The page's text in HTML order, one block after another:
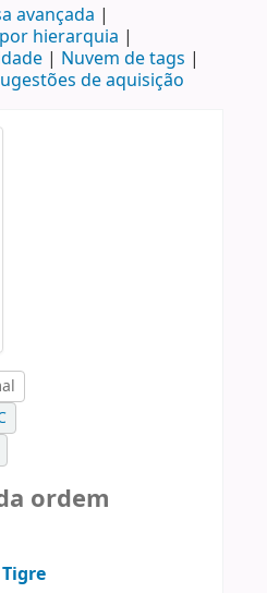
avançada
hierarquia
Nuvem de tags
de aquisição
ordem